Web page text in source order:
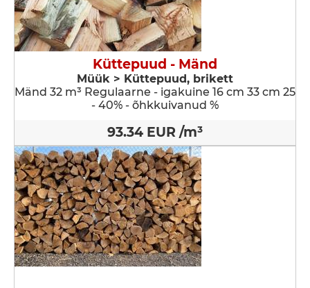
Küttepuud - Mänd
Müük > Küttepuud, brikett
Mänd 32 m³ Regulaarne - igakuine 16 cm 33 cm 25
- 40% - õhkkuivanud %
93.34 EUR /m³